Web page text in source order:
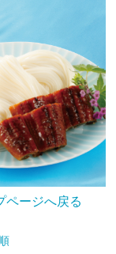
ージへ戻る